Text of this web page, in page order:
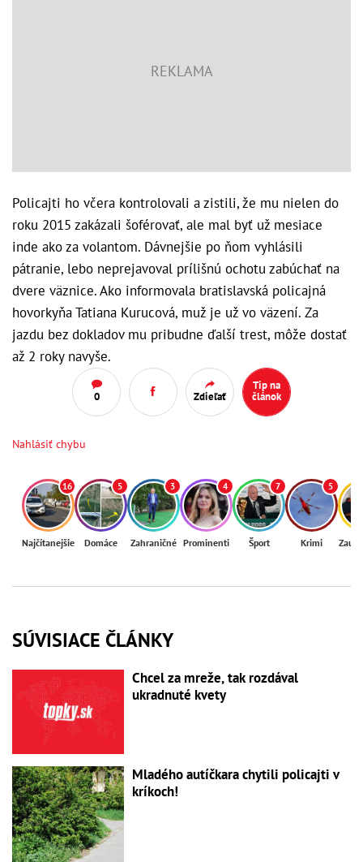
Policajti ho včera kontrolovali a zistili, že mu nielen do
roku 2015 zakázali šoférovať, ale mal byť už mesiace
inde ako za volantom. Dávnejšie po ňom vyhlásili
pátranie, lebo neprejavoval prílišnú ochotu zabúchať na
dvere väznice. Ako informovala bratislavská policajná
hovorkyňa Tatiana Kurucová, muž je už vo väzení. Za
jazdu bez dokladov mu pribudne ďalší trest, môže dostať
až 2 roky navyše.
0 Zdieľať
Tip na
článok
Nahlásiť chybu
16
Najčítanejšie
5
Domáce
3
Zahraničné
4
Prominenti
7
Šport
5
Krimi
SÚVISIACE ČLÁNKY
Chcel za mreže, tak rozdával
ukradnuté kvety
Mladého autíčkara chytili policajti v
kríkoch!